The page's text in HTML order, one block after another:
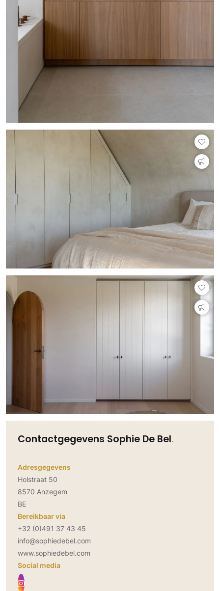
Contactgegevens Sophie De Bel
Adresgegevens
Holstraat 50
8570 Anzegem
BE
Bereikbaar via
+32 (0)491 37 43 45
info@sophiedebel.com
www.sophiedebel.com
Social media